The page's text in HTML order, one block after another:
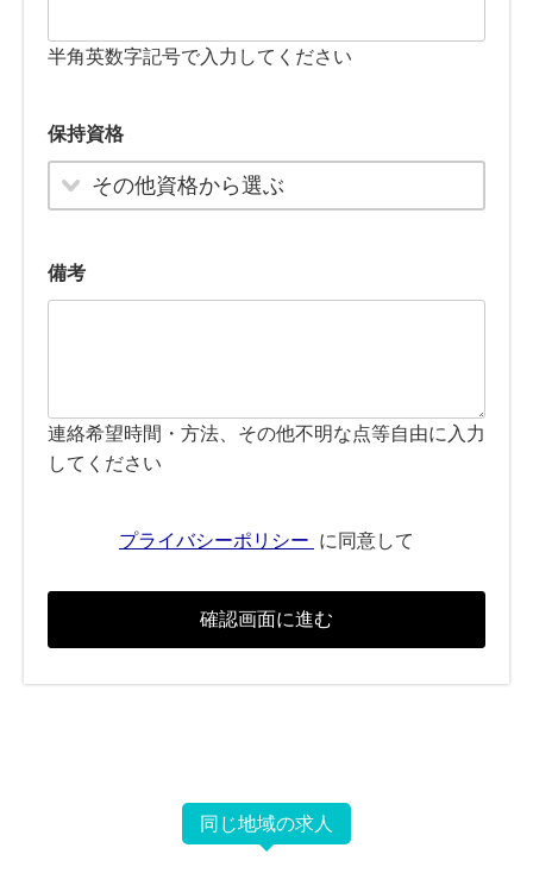
半角英数字記号で入力してください
保持資格
その他資格から選ぶ
備考
連絡希望時間・方法、その他不明な点等自由に入力
してください
プライバシーポリシー に同意して
同じ地域の求人